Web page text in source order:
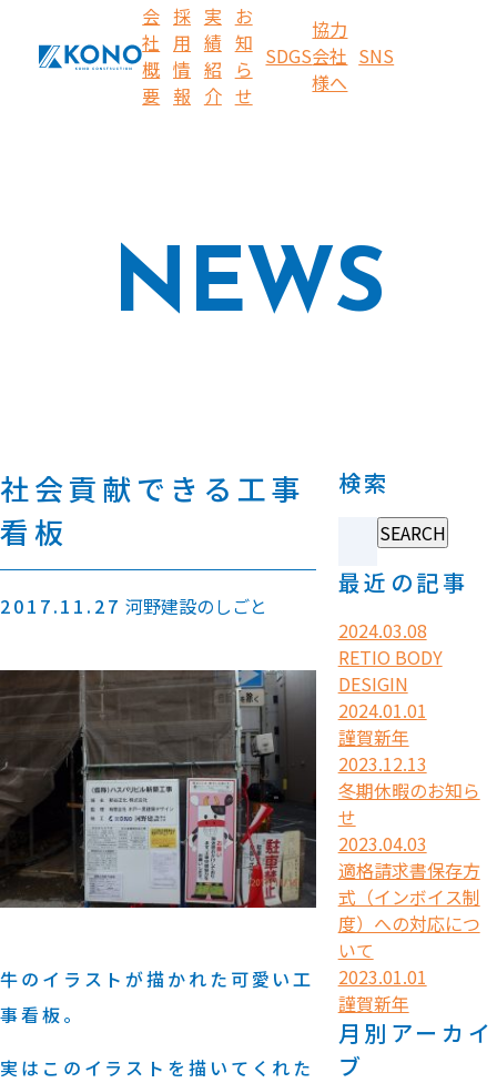
会
社
概
要
採
用
情
報
実
績
紹
介
お
知
ら
せ
SDGS
協力
会社
様へ
SNS
NEWS
社会貢献できる工事
看板
2017.11.27 河野建設のしごと
牛のイラストが描かれた可愛い工
事看板。
実はこのイラストを描いてくれた
検索
最近の記事
2024.03.08
RETIO BODY
DESIGIN
2024.01.01
謹賀新年
2023.12.13
冬期休暇のお知ら
せ
2023.04.03
適格請求書保存方
式（インボイス制
度）への対応につ
いて
2023.01.01
謹賀新年
月別アーカイ
ブ